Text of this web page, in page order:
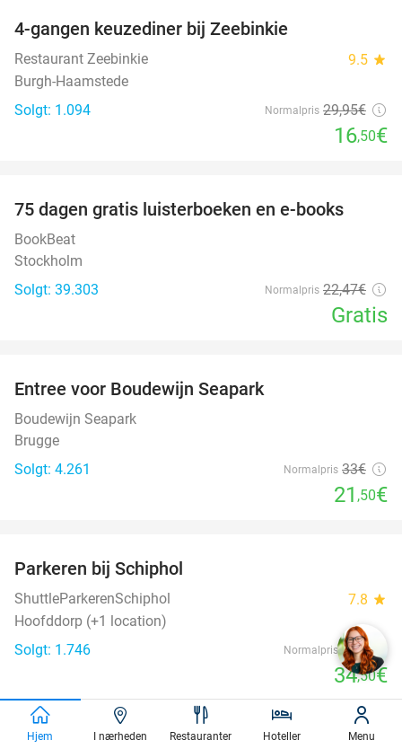
4-gangen keuzediner bij Zeebinkie
Restaurant Zeebinkie 9.5 star
Burgh-Haamstede
Solgt: 1.094
Normalpris 29,95€
16,50€
75 dagen gratis luisterboeken en e-books
BookBeat
Stockholm
Solgt: 39.303
Normalpris 22,47€
Gratis
Entree voor Boudewijn Seapark
Boudewijn Seapark
Brugge
Solgt: 4.261
Normalpris 33€
21 ,50€
Parkeren bij Schiphol
ShuttleParkerenSchiphol 7.8 star
Hoofddorp (+1 location)
Solgt: 1.746
Normalpris 54€
34,50€
Hjem I nærheden Restauranter Hoteller Menu